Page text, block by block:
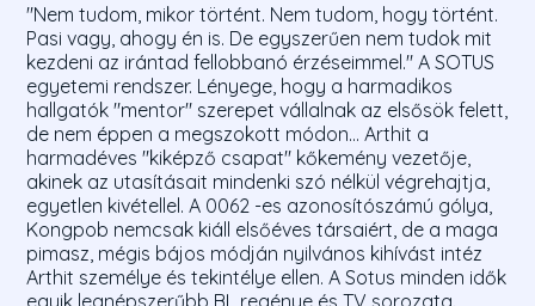
"Nem tudom, mikor történt. Nem tudom, hogy történt.
Pasi vagy, ahogy én is. De egyszerűen nem tudok mit
kezdeni az irántad fellobbanó érzéseimmel." A SOTUS
egyetemi rendszer. Lényege, hogy a harmadikos
hallgatók "mentor" szerepet vállalnak az elsősök felett,
de nem éppen a megszokott módon... Arthit a
harmadéves "kiképző csapat" kőkemény vezetője,
akinek az utasításait mindenki szó nélkül végrehajtja,
egyetlen kivétellel. A 0062 -es azonosítószámú gólya,
Kongpob nemcsak kiáll elsőéves társaiért, de a maga
pimasz, mégis bájos módján nyilvános kihívást intéz
Arthit személye és tekintélye ellen. A Sotus minden idők
egyik legnépszerűbb BL regénye és TV sorozata.